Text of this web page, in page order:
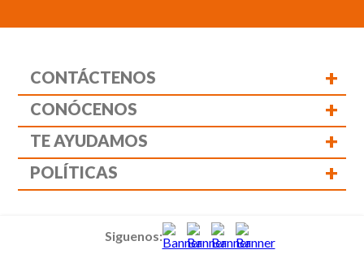
CONTÁCTENOS +
CONÓCENOS +
TE AYUDAMOS +
POLÍTICAS +
Siguenos: